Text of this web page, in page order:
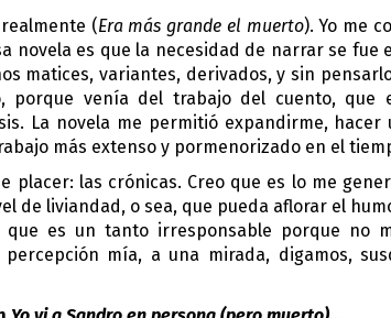
(Era más grande el muerto). Yo me
novela es que la necesidad de narrar se fue
matices, variantes, derivados, y sin
porque venía del trabajo del cuento, que
La novela me permitió expandirme, hacer
más extenso y pormenorizado en el
placer: las crónicas. Creo que es lo me
de liviandad, o sea, que pueda aflorar el
que es un tanto irresponsable porque no
mía, a una mirada, digamos,